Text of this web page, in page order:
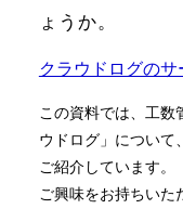
ょうか。
クラウドログの
この資料では、工数
ウドログ」について
ご紹介しています。
ご興味をお持ちいた